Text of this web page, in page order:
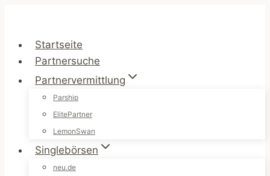
springenStartseite
Partnersuche
Partnervermittlung
Parship
ElitePartner
LemonSwan
Singlebörsen
neu.de